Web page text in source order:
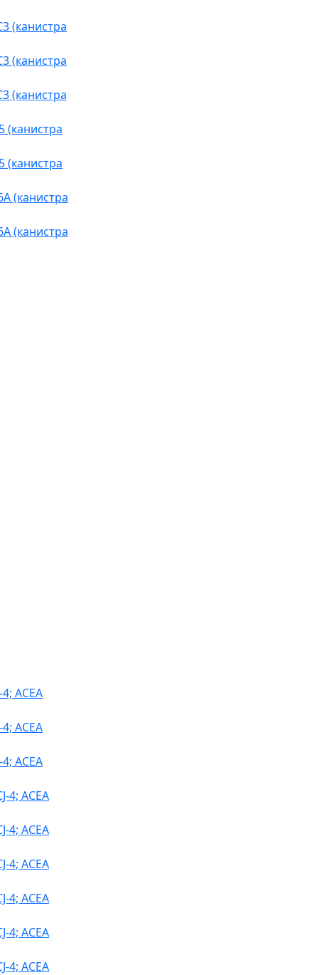
(канистра
(канистра
(канистра
(канистра
(канистра
(канистра
(канистра
ACEA
ACEA
ACEA
4; ACEA
4; ACEA
4; ACEA
4; ACEA
4; ACEA
4; ACEA